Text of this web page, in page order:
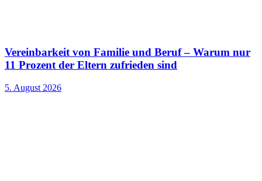
Vereinbarkeit von Familie und Beruf – Warum nur
11 Prozent der Eltern zufrieden sind
5. August 2026